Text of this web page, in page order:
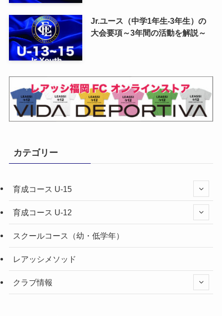
Jr.ユース（中学1年生-3年生）の
大会要項～3年間の活動を解説～
カテゴリー
育成コース U-15
育成コース U-12
スクールコース（幼・低学年）
レアッシメソッド
クラブ情報